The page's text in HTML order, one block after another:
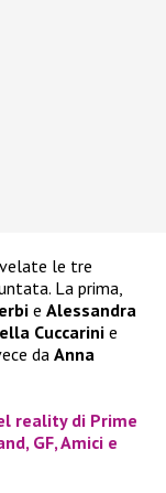
le tre
La prima,
e Alessandra
Cuccarinie
da Anna
reality di Prime
GF, Amici e